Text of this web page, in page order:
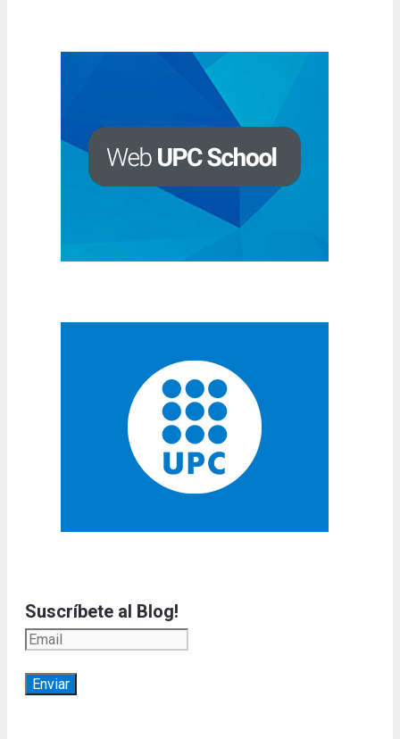
Suscríbete al Blog!